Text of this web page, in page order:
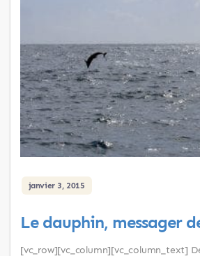
janvier 3, 2015
Le dauphin, messager
[vc_row][vc_column][vc_column_text]